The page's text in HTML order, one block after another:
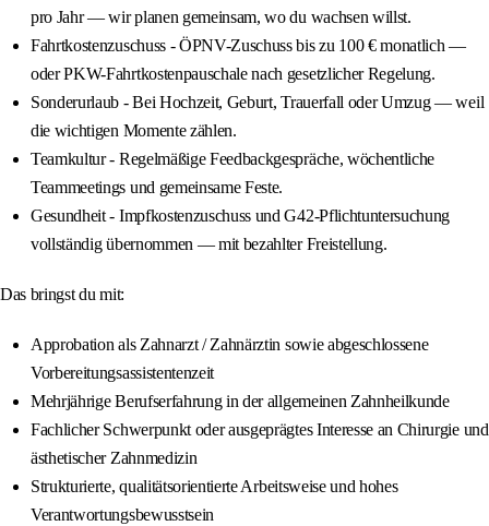
pro Jahr — wir planen gemeinsam, wo du wachsen willst.
Fahrtkostenzuschuss - ÖPNV-Zuschuss bis zu 100 € monatlich —
oder PKW-Fahrtkostenpauschale nach gesetzlicher Regelung.
Sonderurlaub - Bei Hochzeit, Geburt, Trauerfall oder Umzug — weil
die wichtigen Momente zählen.
Teamkultur - Regelmäßige Feedbackgespräche, wöchentliche
Teammeetings und gemeinsame Feste.
Gesundheit - Impfkostenzuschuss und G42-Pflichtuntersuchung
vollständig übernommen — mit bezahlter Freistellung.
Das bringst du mit:
Approbation als Zahnarzt / Zahnärztin sowie abgeschlossene
Vorbereitungsassistentenzeit
Mehrjährige Berufserfahrung in der allgemeinen Zahnheilkunde
Fachlicher Schwerpunkt oder ausgeprägtes Interesse an Chirurgie und
ästhetischer Zahnmedizin
Strukturierte, qualitätsorientierte Arbeitsweise und hohes
Verantwortungsbewusstsein